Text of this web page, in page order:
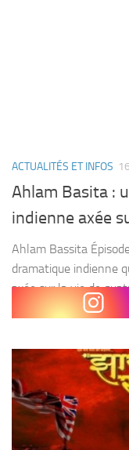
ACTUALITÉS ET INFOS
Ahlam Basita :
indienne axée
Ahlam Bassita
dramatique indienne
axée sur la vie de